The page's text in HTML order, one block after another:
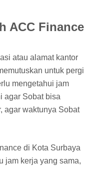
ACC Finance
atau alamat kantor
untuk pergi
mengetahui jam
agar Sobat bisa
agar waktunya Sobat
di Kota Surbaya
jam kerja yang sama,